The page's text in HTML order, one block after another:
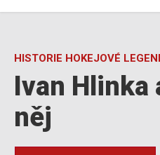
HISTORIE HOKEJOVÉ
Ivan Hlinka
něj